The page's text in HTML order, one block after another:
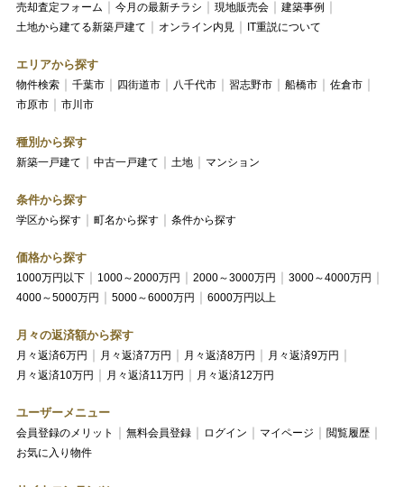
売却査定フォーム
今月の最新チラシ 現地販売会
建築事例
土地から建てる新築戸建て
オンライン内見 IT重説について
エリアから探す
物件検索 千葉市 四街道市 八千代市 習志野市 船橋市
佐倉市
市原市
市川市
種別から探す
新築一戸建て 中古一戸建て 土地 マンション
条件から探す
学区から探す 町名から探す 条件から探す
価格から探す
1000万円以下 1000～2000万円 2000～3000万円
3000～4000万円
4000～5000万円
5000～6000万円 6000万円以上
月々の返済額から探す
月々返済6万円 月々返済7万円 月々返済8万円
月々返済9万円
月々返済10万円
月々返済11万円 月々返済12万円
ユーザーメニュー
会員登録のメリット 無料会員登録 ログイン マイページ
閲覧履歴
お気に入り物件